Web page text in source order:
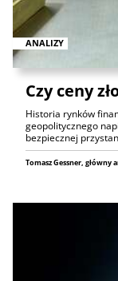
ANALIZY
Czy ceny
Historia rynków
geopolitycznego
bezpiecznej
Tomasz Gessner, główny